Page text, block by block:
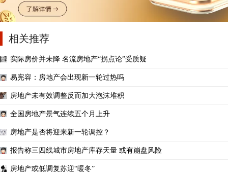
相关推荐
实际房价并未降 名流房地产“拐点论”受质疑
易宪容：房地产会出现新一轮过热吗
房地产未有效调整反而加大泡沫堆积
全国房地产景气连续五个月上升
房地产是否将迎来新一轮调控？
报告称三四线城市房地产库存天量 或有崩盘风险
房地产或低调复苏迎“暖冬”